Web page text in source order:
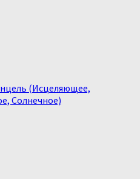
(Исцеляющее,
Солнечное)